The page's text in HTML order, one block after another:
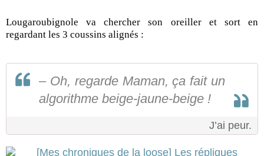
Lougaroubignole va chercher son oreiller et sort en
regardant les 3 coussins alignés :
– Oh, regarde Maman, ça fait un
algorithme beige-jaune-beige !
J’ai peur.